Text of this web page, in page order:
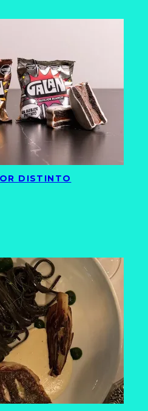
DISTINTO